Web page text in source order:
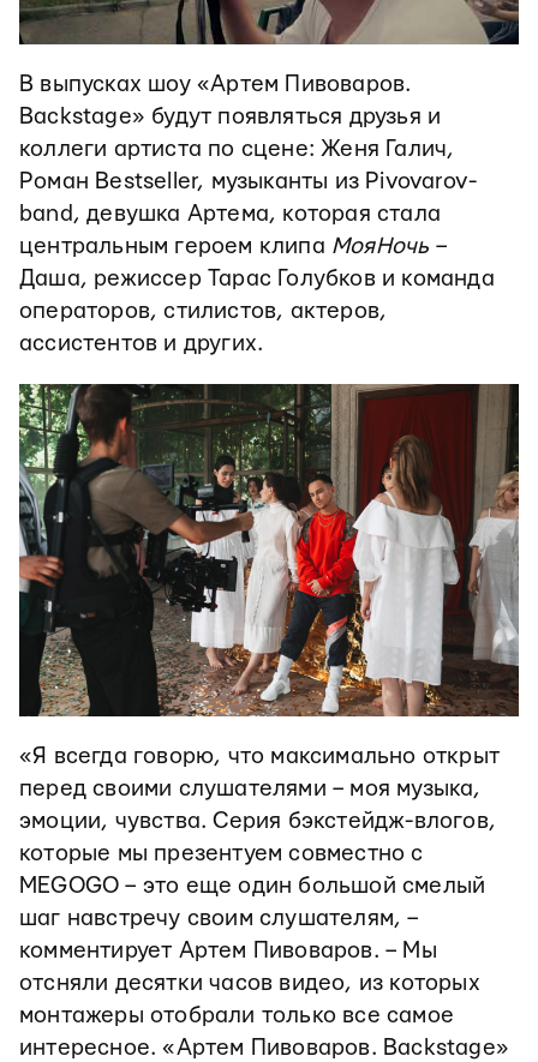
В выпусках шоу «Артем Пивоваров.
Backstage» будут появляться друзья и
коллеги артиста по сцене: Женя Галич,
Роман Bestseller, музыканты из Pivovarov-
band, девушка Артема, которая стала
центральным героем клипа МояНочь –
Даша, режиссер Тарас Голубков и команда
операторов, стилистов, актеров,
ассистентов и других.
«Я всегда говорю, что максимально открыт
перед своими слушателями – моя музыка,
эмоции, чувства. Серия бэкстейдж-влогов,
которые мы презентуем совместно с
MEGOGO – это еще один большой смелый
шаг навстречу своим слушателям, –
комментирует Артем Пивоваров. – Мы
отсняли десятки часов видео, из которых
монтажеры отобрали только все самое
интересное. «Артем Пивоваров. Backstage»